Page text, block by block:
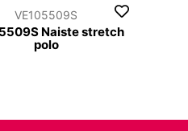
VE105509S
Naiste stretch
polo